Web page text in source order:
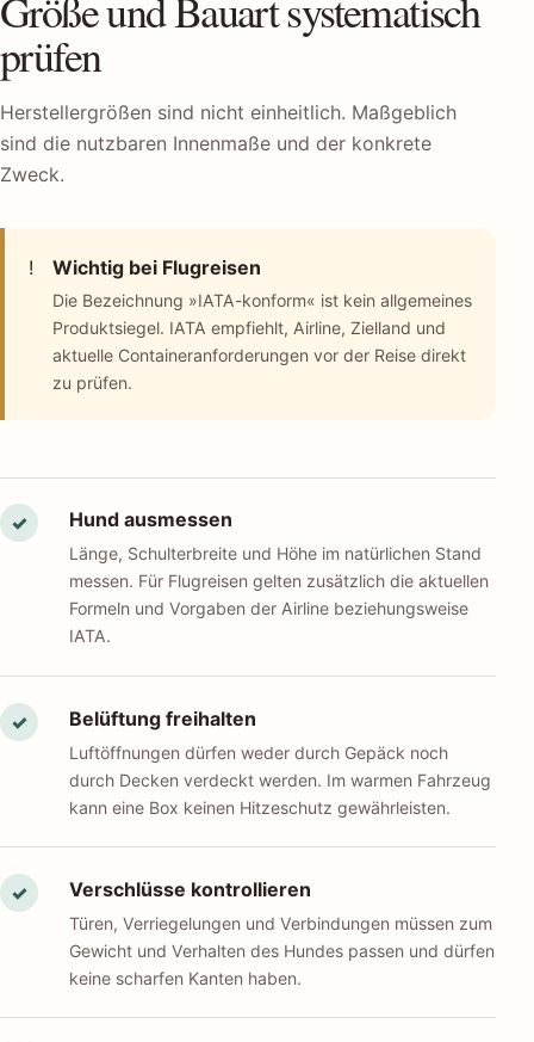
prüfen
Herstellergrößen sind nicht einheitlich. Maßgeblich
sind die nutzbaren Innenmaße und der konkrete
Zweck.
! Wichtig bei Flugreisen
Die Bezeichnung »IATA-konform« ist kein allgemeines
Produktsiegel. IATA empfiehlt, Airline, Zielland und
aktuelle Containeranforderungen vor der Reise direkt
zu prüfen.
✓ Hund ausmessen
Länge, Schulterbreite und Höhe im natürlichen Stand
messen. Für Flugreisen gelten zusätzlich die aktuellen
Formeln und Vorgaben der Airline beziehungsweise
IATA.
✓ Belüftung freihalten
Luftöffnungen dürfen weder durch Gepäck noch
durch Decken verdeckt werden. Im warmen Fahrzeug
kann eine Box keinen Hitzeschutz gewährleisten.
✓ Verschlüsse kontrollieren
Türen, Verriegelungen und Verbindungen müssen zum
Gewicht und Verhalten des Hundes passen und dürfen
keine scharfen Kanten haben.